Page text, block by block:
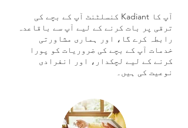
آپ کا Kadiant کنسلٹنٹ آپ کے بچے کی
ترقی پر بات کرنے کے لیے آپ سے باقاعدہ
رابطہ کرے گا، اور ہماری مشاورتی
خدمات آپ کے بچے کی ضروریات کو پورا
کرنے کے لیے لچکدار، اور انفرادی
نوعیت کی ہیں۔